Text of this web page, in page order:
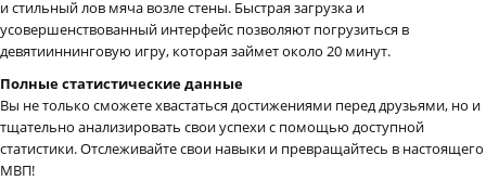
и стильный лов мяча возле стены. Быстрая загрузка и
усовершенствованный интерфейс позволяют погрузиться в
девятииннинговую игру, которая займет около 20 минут.
Полные статистические данные
Вы не только сможете хвастаться достижениями перед друзьями, но и
тщательно анализировать свои успехи с помощью доступной
статистики. Отслеживайте свои навыки и превращайтесь в настоящего
МВП!